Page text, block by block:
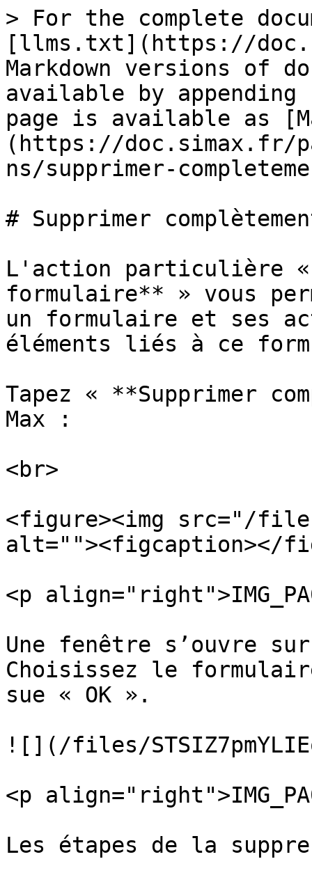
> For the complete
[llms.txt](https://
Markdown versions of
available by
page is available as
(https://doc.simax.fr/
ns/supprimer-
# Supprimer
L'action particulière «
formulaire** » vous
un formulaire et ses
éléments liés à ce
Tapez « **Supprimer
Max :
<br>
<figure><img src="/
alt=""><figcaption></
<p
Une fenêtre s’ouvre
Choisissez le
sue « OK ».
![](/files/
<p
Les étapes de la